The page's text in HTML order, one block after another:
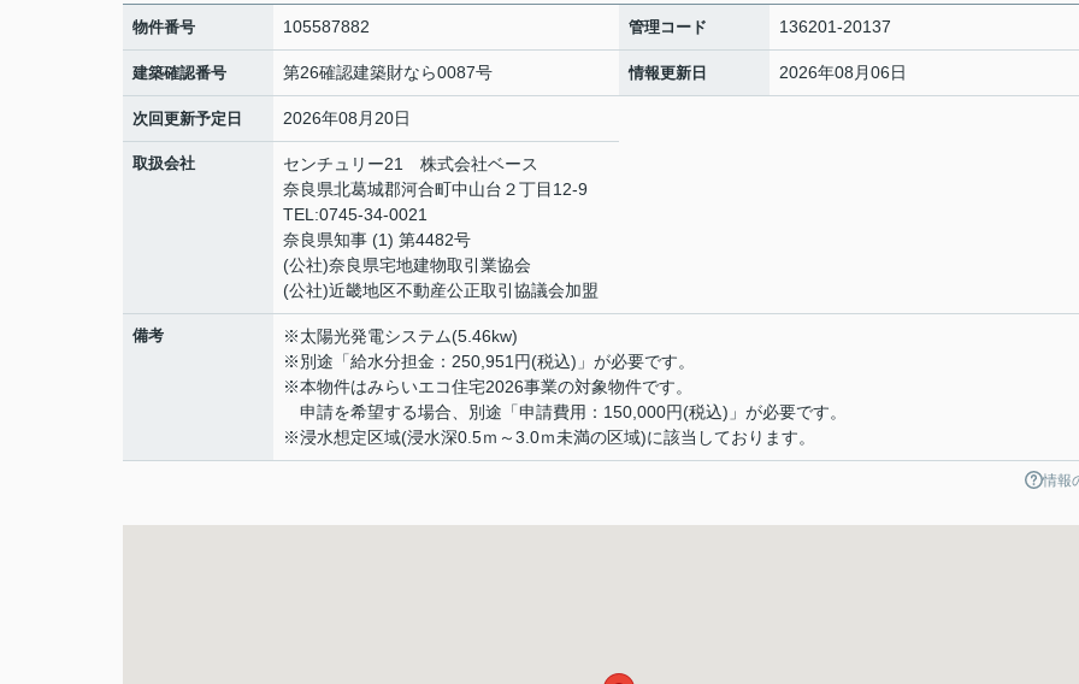
物件番号 105587882 管理コード 136201-20137
建築確認番号 第26確認建築財なら0087号 情報更新日 2026年08月06日
次回更新予定日 2026年08月20日
取扱会社
センチュリー21 株式会社ベース
奈良県北葛城郡河合町中山台２丁目12-9
TEL:0745-34-0021
奈良県知事 (1) 第4482号
(公社)奈良県宅地建物取引業協会
(公社)近畿地区不動産公正取引協議会加盟
備考
※太陽光発電システム(5.46kw)
※別途「給水分担金：250,951円(税込)」が必要です。
※本物件はみらいエコ住宅2026事業の対象物件です。
申請を希望する場合、別途「申請費用：150,000円(税込)」が必要です。
※浸水想定区域(浸水深0.5ｍ～3.0ｍ未満の区域)に該当しております。
情報